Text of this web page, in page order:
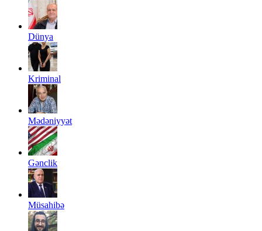
Dünya
Kriminal
Mədəniyyət
Gənclik
Müsahibə